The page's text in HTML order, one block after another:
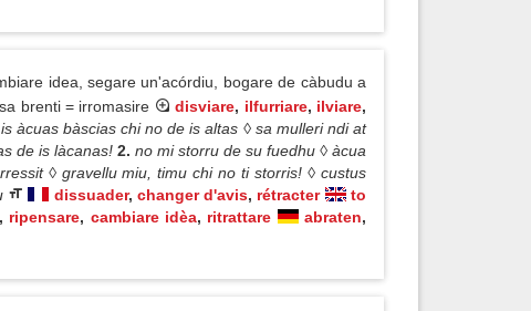
idea, segare un'acórdiu, bogare de càbudu a
brenti = irromasire
disviare, ilfurriare, ilviare,
àcuas bàscias chi no de is altas ◊ sa mulleri ndi at
de is làcanas! 2. no mi storru de su fuedhu ◊ àcua
◊ gravellu miu, timu chi no ti storris! ◊ custus
dissuader, changer d'avis, rétracter
to
ripensare, cambiare idèa, ritrattare abraten,